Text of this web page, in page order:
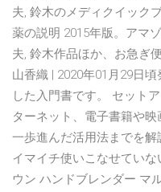
夫, 鈴木のメディクイック
薬の説明 2015年版。アマ
夫, 鈴木作品ほか、お急ぎ
山香織 | 2020年01月29日
した入門書です。 セット
ターネット、電子書籍や
一歩進んだ活用法までを
イマイチ使いこなせてい
ウン ハンドブレンダー マ